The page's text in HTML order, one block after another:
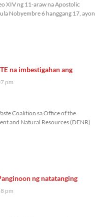
XIV ng 11-araw na Apostolic
Nobyembre 6 hanggang 17, ayon
na imbestigahan ang
pm
Coalition sa Office of the
and Natural Resources (DENR)
ng natatanging
pm